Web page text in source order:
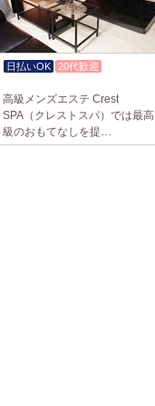
日払いOK
20代歓迎
高級メンズエステ Crest
SPA（クレストスパ）では最高
級のおもてなしを提…